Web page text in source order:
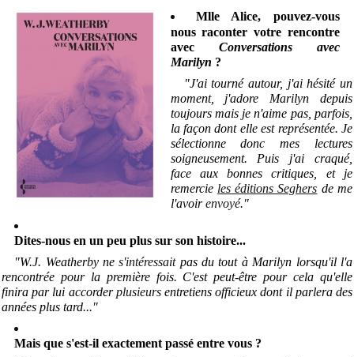
Mlle Alice, pouvez-vous
nous raconter votre rencontre
avec Conversations avec
Marilyn ?
"J'ai tourné autour, j'ai hésité un
moment, j'adore Marilyn depuis
toujours mais je n'aime pas, parfois,
la façon dont elle est représentée. Je
sélectionne donc mes lectures
soigneusement. Puis j'ai craqué,
face aux bonnes critiques, et je
remercie les éditions Seghers de me
l'avoirenvoyé."
Dites-nous en un peu plus sur son histoire...
"W.J. Weatherby nes'intéressaitpas du tout à Marilyn lorsqu'il l'a
rencontrée pour la première fois. C'est peut-être pour cela qu'elle
finira par lui accorderplusieursentretiens officieux dont il parlera des
années plus tard..."
Mais que s'est-il exactement passé entre vous ?